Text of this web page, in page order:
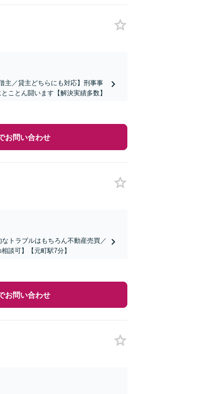
主／貸主どちらにも対応】刑事事
ことん闘います【解決実績多数】
お問い合わせ
トラブルはもちろん不動産売買／
談可】【元町駅7分】
お問い合わせ